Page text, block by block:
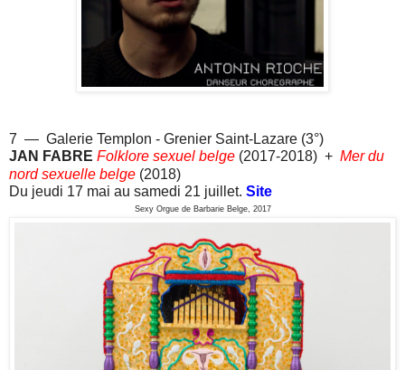
7 — Galerie Templon - Grenier Saint-Lazare (3°)
JAN FABRE Folklore sexuel belge (2017-2018) + Mer du
nord sexuelle belge (2018)
Du jeudi 17 mai au samedi 21 juillet. Site
Sexy Orgue de Barbarie Belge, 2017